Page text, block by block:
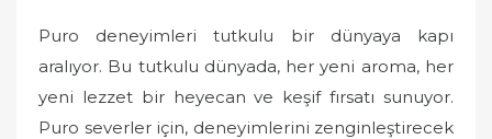
Puro deneyimleri tutkulu bir dünyaya kapı
aralıyor. Bu tutkulu dünyada, her yeni aroma, her
yeni lezzet bir heyecan ve keşif fırsatı sunuyor.
Puro severler için, deneyimlerini zenginleştirecek